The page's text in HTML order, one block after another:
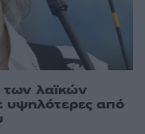
των λαϊκών
υψηλότερες από